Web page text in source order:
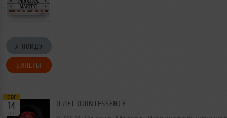
Я ПОЙДУ
БИЛЕТЫ
авг
14
пт
11 ЛЕТ QUINTESSENCE